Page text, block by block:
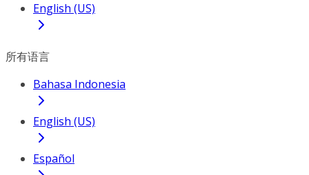
English (US)
所有语言
Bahasa Indonesia
English (US)
Español